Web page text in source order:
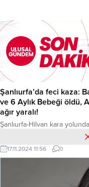
2025 tarihinde saat 18:40
Gap Mahallesi Avukat Sedat
Caddesi üzerindeki bir iş
önünde meydana geldi....
Şanlıurfa’da feci kaza:
ve 6 Aylık Bebeği öldü,
ağır yaralı!
Şanlıurfa-Hilvan kara yolunda
meydana gelen trafik
otomobilin şarampole
sonucu baba ve 6 aylık
yaralandı. Kaza, Şanlıurfa-
kara yolunun 12.
17.11.2024 11:56 0